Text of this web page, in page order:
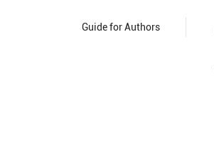
Guide for Authors